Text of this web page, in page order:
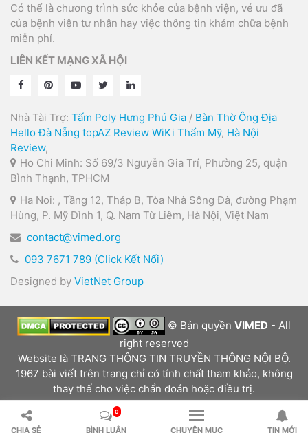
Có thể là chương trình sức khỏe của bệnh viện, vé ưu đã
của bệnh viện tư nhân hay việc thông tin khám chữa bệnh
miễn phí.
LIÊN KẾT MẠNG XÃ HỘI
Nhà Tài Trợ: Tấm Poly Hưng Phú Gia / Bàn Thờ Ông Địa
Hello Đà Nẵng topAZ Review WiKi Thẩm Mỹ, Hà Nội
Review,
Ho Chi Minh: Số 69/3 Nguyễn Gia Trí, Phường 25, quận
Bình Thạnh, TPHCM
Ha Noi: , Tầng 12, Tháp B, Tòa Nhà Sông Đà, đường Phạm
Hùng, P. Mỹ Đình 1, Q. Nam Từ Liêm, Hà Nội, Việt Nam
contact@vimed.org
093 7671 789 (Click Kết Nối)
Designed by VietNet Group
© Bản quyềnVIMED - All
right reserved
Website là TRANG THÔNG TIN TRUYỀN THÔNG NỘI BỘ.
1967 bài viết trên trang chỉ có tính chất tham khảo, không
thay thế cho việc chẩn đoán hoặc điều trị.
CHIA SẺ
0
BÌNH LUẬN CHUYÊN MỤC TIN MỚI